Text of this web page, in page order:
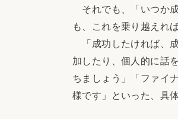
それでも、「いつか
も、これを乗り越えれ
「成功したければ、
加したり、個人的に話
ちましょう」「ファイ
様です」といった、具